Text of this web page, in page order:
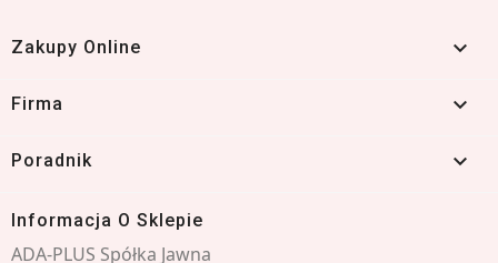
Zakupy Online 
Firma 
Poradnik 
Informacja O Sklepie
ADA-PLUS Spółka Jawna